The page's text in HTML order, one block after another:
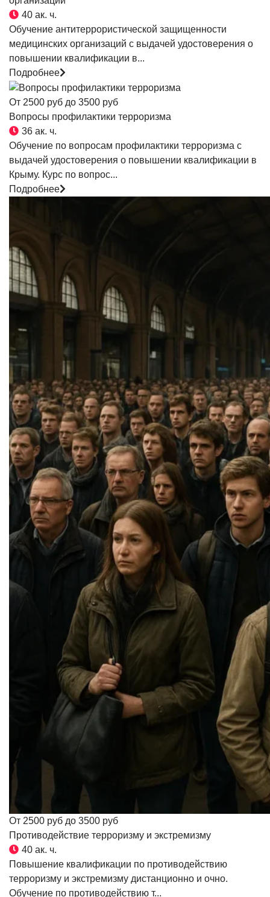
40 ак. ч.
Обучение антитеррористической защищенности
медицинских организаций с выдачей удостоверения о
повышении квалификации в...
Подробнее
От 2500 руб до 3500 руб
Вопросы профилактики терроризма
36 ак. ч.
Обучение по вопросам профилактики терроризма с
выдачей удостоверения о повышении квалификации в
Крыму. Курс по вопрос...
Подробнее
От 2500 руб до 3500 руб
Противодействие терроризму и экстремизму
40 ак. ч.
Повышение квалификации по противодействию
терроризму и экстремизму дистанционно и очно.
Обучение по противодействию т...